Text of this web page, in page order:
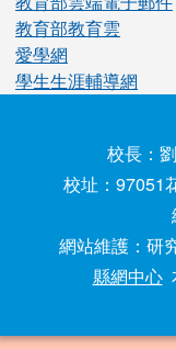
教育部教育雲
愛學網
學生生涯輔導網
校長：
校址：97051
網站維護：研
縣網中心